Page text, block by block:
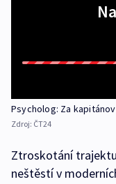
Psycholog: Za
Zdroj: ČT24
Ztroskotání
neštěstí v